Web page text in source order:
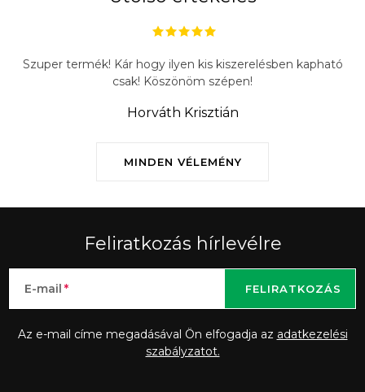
MINDEN VÉLEMÉNY
Szuper termék! Kár hogy ilyen kis kiszerelésben kapható
csak! Köszönöm szépen!
Horváth Krisztián
Feliratkozás hírlevélre
E-mail
Az e-mail címe megadásával Ön elfogadja az adatkezelési
szabályzatot.
FELIRATKOZÁS